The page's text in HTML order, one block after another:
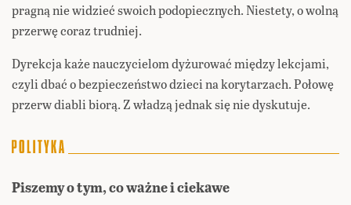
pragną nie widzieć swoich podopiecznych. Niestety, o wolną
przerwęcoraz trudniej.
Dyrekcja każe nauczycielom dyżurować między lekcjami,
czyli dbać o bezpieczeństwo dzieci na korytarzach. Połowę
przerw diabli biorą. Z władzą jednak się nie dyskutuje.
Piszemy o tym, co ważne i ciekawe